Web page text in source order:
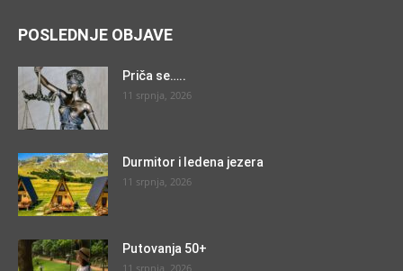
POSLEDNJE OBJAVE
Priča se…..
11 srpnja, 2026
Durmitor i ledena jezera
11 srpnja, 2026
Putovanja 50+
11 srpnja, 2026